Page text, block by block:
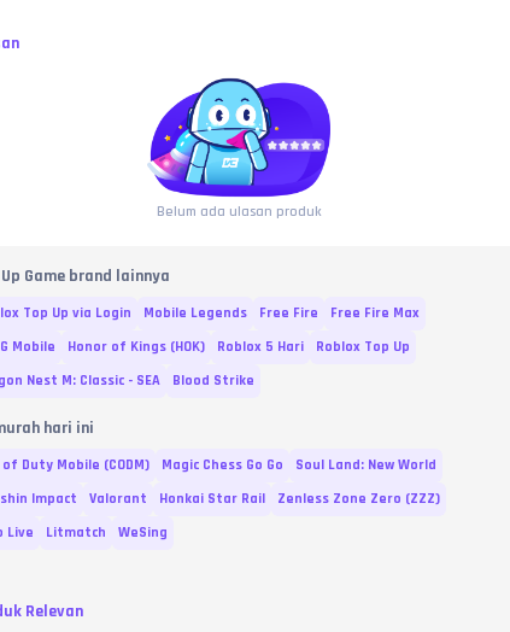
Belum ada ulasan produk
Game brand lainnya
Top Up via Login Mobile Legends Free Fire
Free Fire Max
Mobile
Honor of Kings (HOK) Roblox 5 Hari
Roblox Top Up
Nest M: Classic - SEA
Blood Strike
hari ini
of Duty Mobile (CODM) Magic Chess Go Go
Soul Land: New World
Impact
Valorant Honkai Star Rail
Zenless Zone Zero (ZZZ)
Live
Litmatch WeSing
Relevan